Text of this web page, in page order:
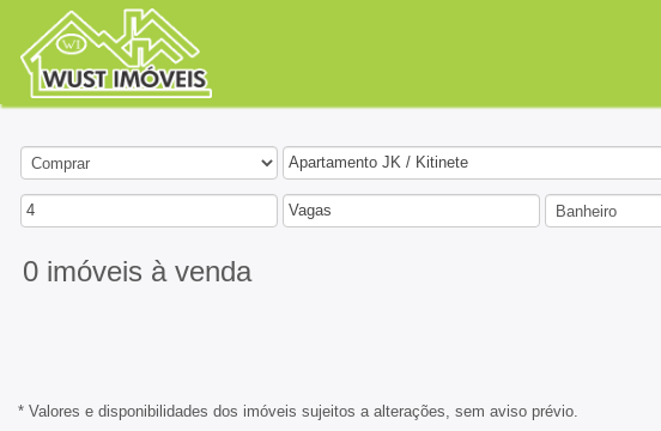
Apartamento JK / Kitinete
4 Vagas
0 imóveis à venda
* Valores e disponibilidades dos imóveis sujeitos a alterações, sem aviso prévio.